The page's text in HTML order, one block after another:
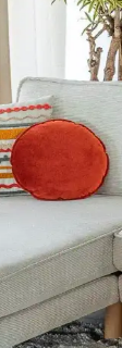
Dengenin
düzeni
Sahil Evi